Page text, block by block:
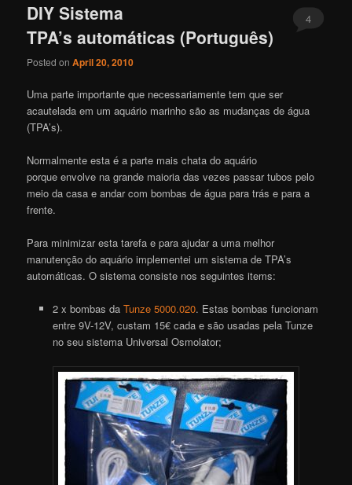
DIY Sistema
TPA’s automáticas (Português)
Posted onApril 20, 2010
4
Uma parte importante que necessariamente tem que ser
acautelada em um aquário marinho são as mudanças de água
(TPA’s).
Normalmente esta é a parte mais chata do aquário
porque envolve na grande maioria das vezes passar tubos pelo
meio da casa e andar com bombas de água para trás e para a
frente.
Para minimizar esta tarefa e para ajudar a uma melhor
manutenção do aquário implementei um sistema de TPA’s
automáticas. O sistema consiste nos seguintes items:
2 x bombas da Tunze 5000.020. Estas bombas funcionam
entre 9V-12V, custam 15€ cada e são usadas pela Tunze
no seu sistema Universal Osmolator;